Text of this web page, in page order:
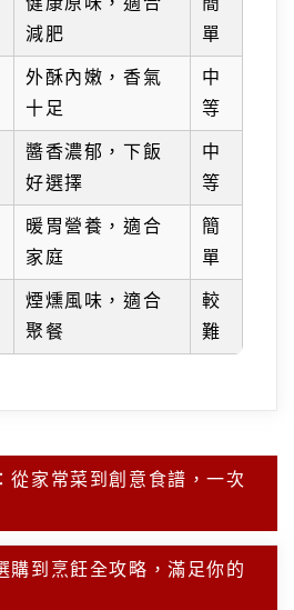
減肥
單
外酥內嫩，香氣
十足
中
等
醬香濃郁，下飯
好選擇
中
等
暖胃營養，適合
家庭
簡
單
煙燻風味，適合
聚餐
較
難
從家常菜到創意食譜，一次
購到烹飪全攻略，滿足你的